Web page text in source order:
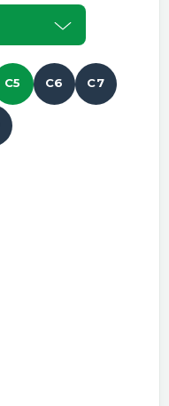
C5 C6 C7